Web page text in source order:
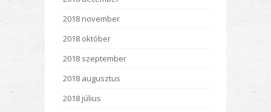
2018 november
2018 október
2018 szeptember
2018 augusztus
2018 július